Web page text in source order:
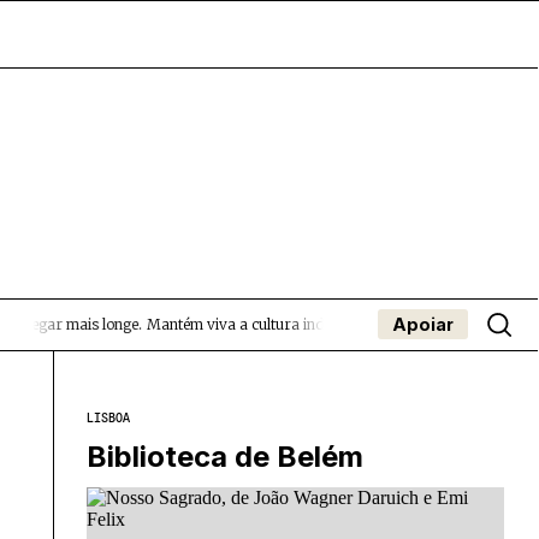
mais longe. Mantém viva a cultura independente — apoia o
Apoiar
LISBOA
Biblioteca de Belém